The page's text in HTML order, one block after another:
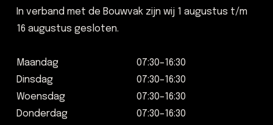
In verband met de Bouwvak zijn wij 1 augustus t/m
16 augustus gesloten.
Maandag
Dinsdag
Woensdag
Donderdag
07:30–16:30
07:30–16:30
07:30–16:30
07:30–16:30